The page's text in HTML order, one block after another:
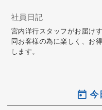
社員日記
宮内洋行スタッフがお届け
同お客様の為に楽しく、お
します。
今